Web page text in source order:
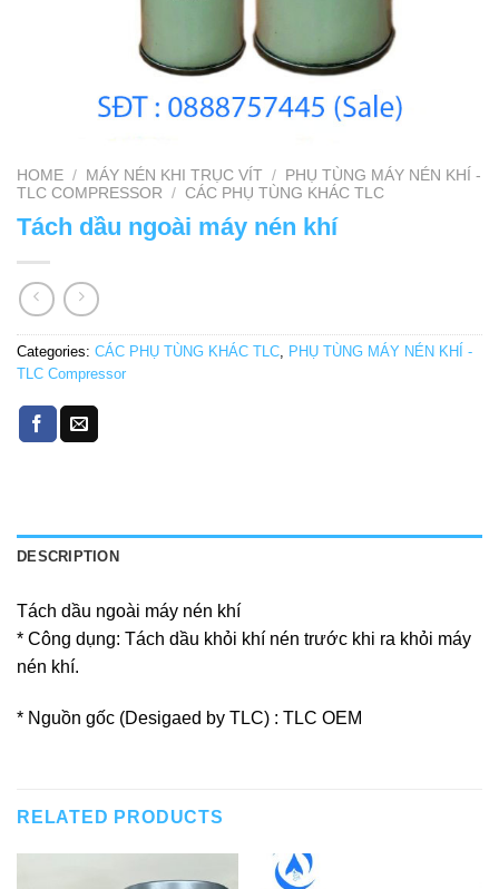
HOME / MÁY NÉN KHI TRỤC VÍT /
PHỤ TÙNG MÁY NÉN KHÍ -
TLC COMPRESSOR
/ CÁC PHỤ TÙNG KHÁC TLC
Tách dầu ngoài máy nén khí
Categories: CÁC PHỤ TÙNG KHÁC TLC, PHỤ TÙNG MÁY NÉN KHÍ -
TLC Compressor
DESCRIPTION
Tách dầu ngoài máy nén khí
* Công dụng: Tách dầu khỏi khí nén trước khi ra khỏi máy
nén khí.
* Nguồn gốc (Desigaed by TLC) : TLC OEM
RELATED PRODUCTS